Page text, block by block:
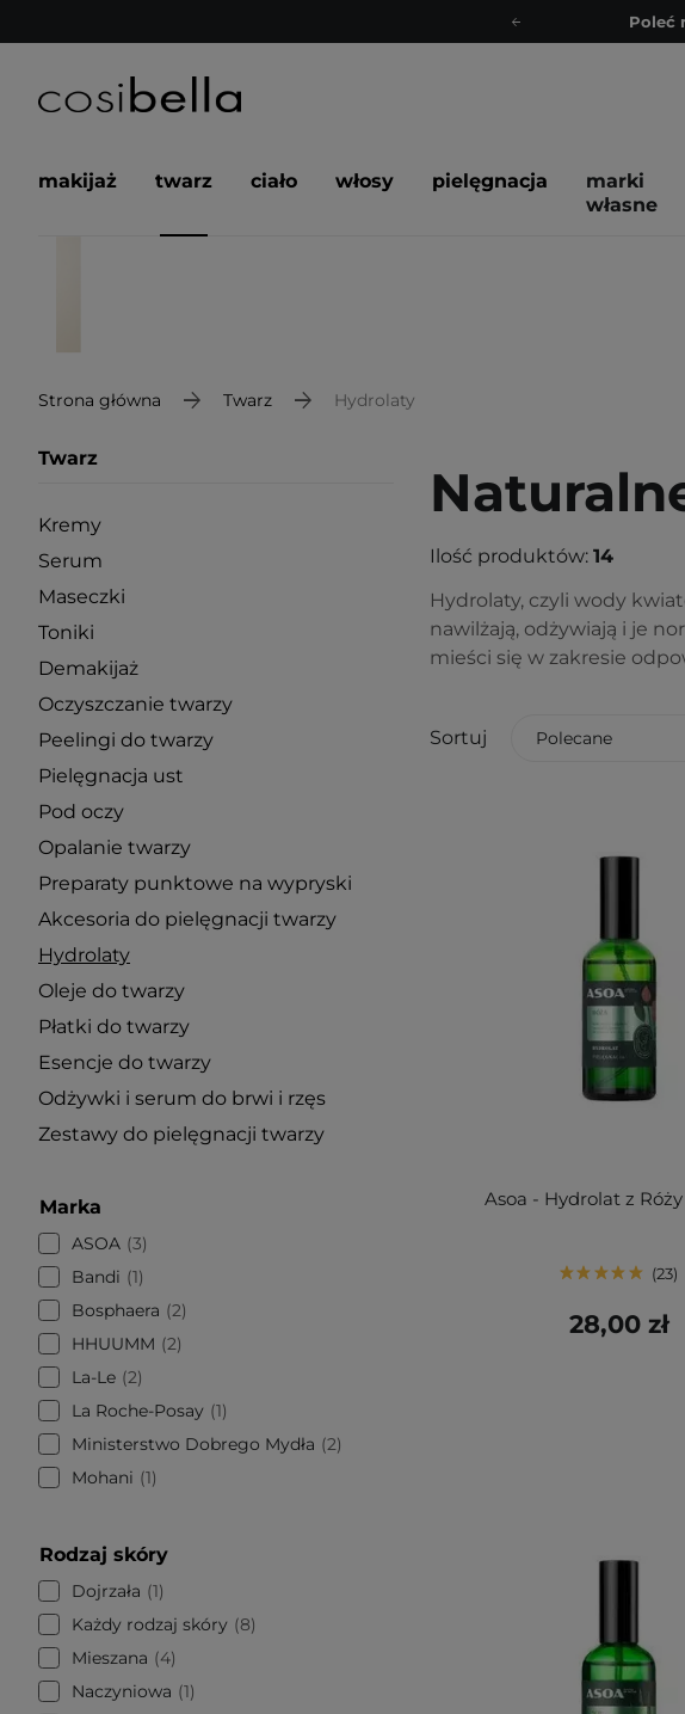
Poleć
Poleć
makijaż twarz ciało włosy pielęgnacja
marki
własne
Strona główna Twarz Hydrolaty
Twarz
Kremy
Serum
Maseczki
Toniki
Demakijaż
Oczyszczanie twarzy
Peelingi do twarzy
Pielęgnacja ust
Pod oczy
Opalanie twarzy
Preparaty punktowe na wypryski
Akcesoria do pielęgnacji twarzy
Hydrolaty
Oleje do twarzy
Płatki do twarzy
Esencje do twarzy
Odżywki i serum do brwi i rzęs
Zestawy do pielęgnacji twarzy
Marka
ASOA 3
Bandi
1
Bosphaera
2
HHUUMM
2
La-Le 2
La Roche-Posay
1
Ministerstwo Dobrego Mydła
2
Mohani
1
Rodzaj skóry
Dojrzała
1
Każdy rodzaj skóry
8
Mieszana
4
Naczyniowa
1
Ilość produktów: 14
Hydrolaty, czyli wody
nawilżają, odżywiają i je
mieści się w zakresie
Sortuj Polecane
Asoa - Hydrolat z
23
28,00 zł